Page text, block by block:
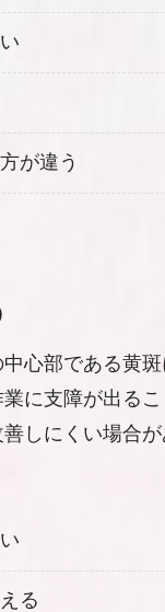
が違う
心部である黄
に支障が出るこ
しにくい場合
る